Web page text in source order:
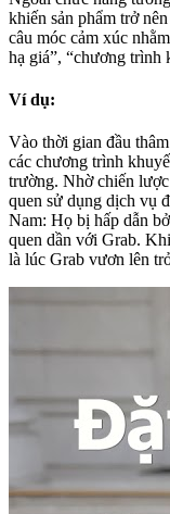
khiến sản phẩm trở
câu móc cảm xúc
hạ giá”, “chương trình
Ví dụ:
Vào thời gian đầu
các chương trình
trường. Nhờ chiến
quen sử dụng dịch vụ
Nam: Họ bị hấp dẫn
quen dần với Grab.
là lúc Grab vươn lên